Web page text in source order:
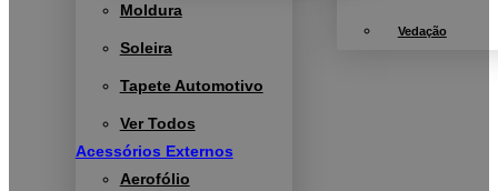
Moldura
Soleira
Tapete Automotivo
Ver Todos
Acessórios Externos
Aerofólio
Vedação